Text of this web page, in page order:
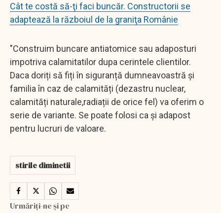
Cât te costă să-ţi faci buncăr. Constructorii se
adaptează la războiul de la graniţa Românie
"Construim buncare antiatomice sau adaposturi
impotriva calamitatilor dupa cerintele clientilor.
Daca doriți să fiți în siguranță dumneavoastră și
familia în caz de calamități (dezastru nuclear,
calamități naturale,radiații de orice fel) va oferim o
serie de variante. Se poate folosi ca și adapost
pentru lucruri de valoare.
stirile diminetii
Urmăriți-ne și pe